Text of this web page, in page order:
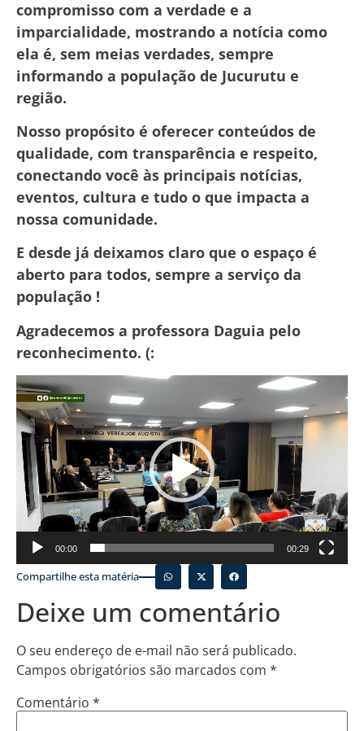
compromisso com a verdade e a
imparcialidade, mostrando a notícia como
ela é, sem meias verdades, sempre
informando a população de Jucurutu e
região.
Nosso propósito é oferecer conteúdos de
qualidade, com transparência e respeito,
conectando você às principais notícias,
eventos, cultura e tudo o que impacta a
nossa comunidade.
E desde já deixamos claro que o espaço é
aberto para todos, sempre a serviço da
população !
Agradecemos a professora Daguia pelo
reconhecimento. (:
Tocador
de
vídeo
00:00 00:29
Compartilhe esta matéria
Deixe um comentário
O seu endereço de e-mail não será publicado.
Campos obrigatórios são marcados com *
Comentário *